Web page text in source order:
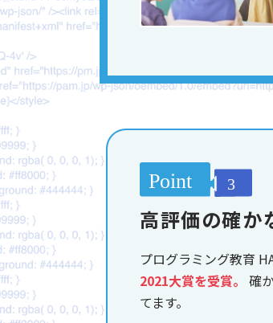
高評価の確か
プログラミング教育
2021大賞を受賞。 確
てます。